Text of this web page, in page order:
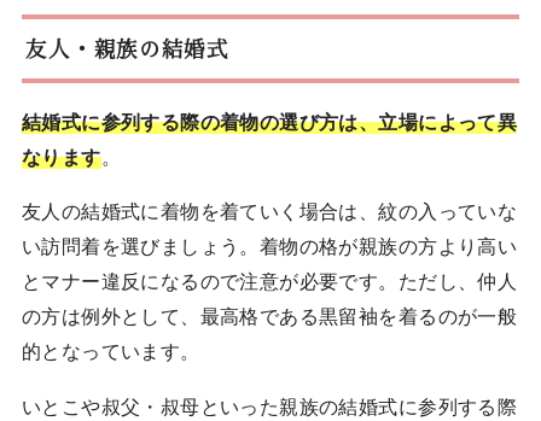
友人・親族の結婚式
結婚式に参列する際の着物の選び方は、立場によって異
なります。
友人の結婚式に着物を着ていく場合は、紋の入っていな
い訪問着を選びましょう。着物の格が親族の方より高い
とマナー違反になるので注意が必要です。ただし、仲人
の方は例外として、最高格である黒留袖を着るのが一般
的となっています。
いとこや叔父・叔母といった親族の結婚式に参列する際